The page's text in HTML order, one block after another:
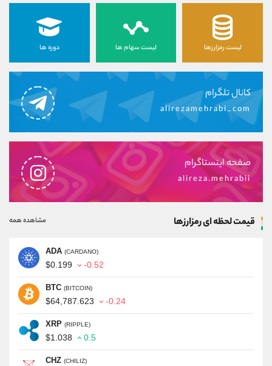
لیست رمزارزها لیست سهام ها دوره ها
کانال تلگرام
alirezamehrabi_com
صفحه اینستاگرام
alireza.mehrabii
قیمت لحظه ای رمزارزها مشاهده همه
ADA (CARDANO)
$0.199 -0.52
BTC (BITCOIN)
$64,787.623 -0.24
XRP (RIPPLE)
$1.038 0.5
CHZ (CHILIZ)